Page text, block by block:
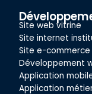
Site web vitrine
Site internet
Site e-commerce
Développement
Application
Application